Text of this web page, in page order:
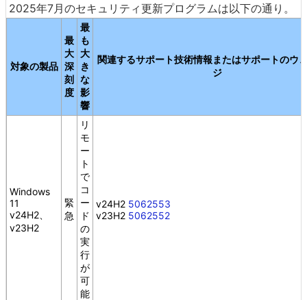
2025年7月のセキュリティ更新プログラムは以下の通り。
対象の製品
最
大
深
刻
度
最
も
大
き
な
影
響
関連するサポート技術情報またはサポートのウ
ジ
Windows
11
v24H2、
v23H2
緊
急
リ
モ
ー
ト
で
コ
ー
ド
の
実
行
が
可
能
v24H2 5062553
v23H2 5062552